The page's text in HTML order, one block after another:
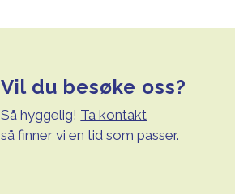
Vil du besøke oss?
Så hyggelig! Ta kontakt
så finner vi en tid som passer.